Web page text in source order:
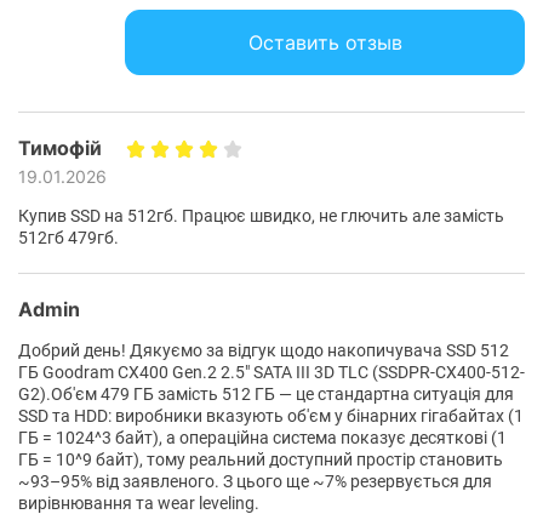
Оставить отзыв
Тимофій
19.01.2026
Купив SSD на 512гб. Працює швидко, не глючить але замість
512гб 479гб.
Admin
Добрий день! Дякуємо за відгук щодо накопичувача SSD 512
ГБ Goodram CX400 Gen.2 2.5" SATA III 3D TLC (SSDPR-CX400-512-
G2). ​ Об'єм 479 ГБ замість 512 ГБ — це стандартна ситуація для
SSD та HDD: виробники вказують об'єм у бінарних гігабайтах (1
ГБ = 1024^3 байт), а операційна система показує десяткові (1
ГБ = 10^9 байт), тому реальний доступний простір становить
~93–95% від заявленого. З цього ще ~7% резервується для
вирівнювання та wear leveling.